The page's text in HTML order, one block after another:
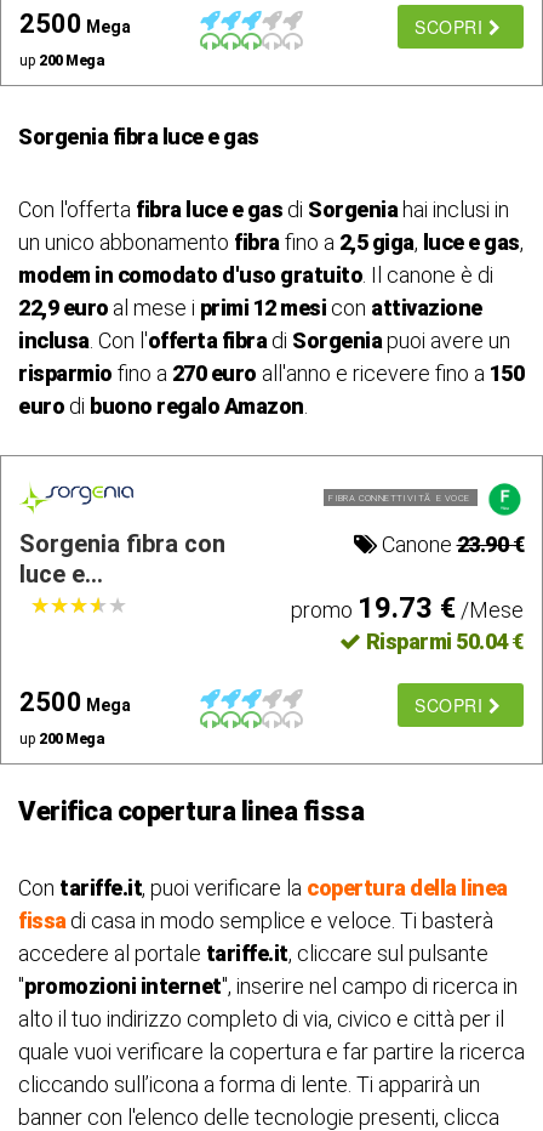
2500 Mega
up 200 Mega
SCOPRI
Sorgenia fibra luce e gas
Con l'offerta fibra luce e gas di Sorgeniahai inclusi in
un unico abbonamento fibra fino a 2,5 giga, luce e gas,
modem in comodato d'uso gratuito . Il canone è di
22,9 euro al mese i primi 12 mesi con attivazione
inclusa . Con l'offerta fibra di Sorgeniapuoi avere un
risparmio fino a 270 euro all'anno e ricevere fino a 150
euro di buono regalo Amazon
FIBRA CONNETTIVITÃ E VOCE
Sorgenia fibra con
luce e...
Canone23.90 €
★★★★★
★★★★★ promo 19.73 €/Mese
Risparmi 50.04 €
2500 Mega
up 200 Mega
SCOPRI
Verifica copertura linea fissa
Con tariffe.it, puoi verificare la copertura della linea
fissa di casa in modo semplice e veloce. Ti basterà
accedere al portale tariffe.it, cliccare sul pulsante
"promozioni internet", inserire nel campo di ricerca in
alto il tuo indirizzo completo di via, civico e città per il
quale vuoi verificare la copertura e far partire la ricerca
cliccando sull’icona a forma di lente. Ti apparirà un
banner con l'elenco delle tecnologie presenti, clicca